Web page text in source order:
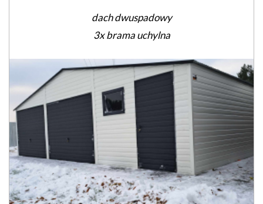
dach dwuspadowy
3x brama uchylna